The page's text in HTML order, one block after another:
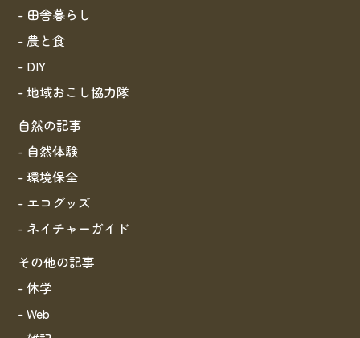
- 田舎暮らし
- 農と食
- DIY
- 地域おこし協力隊
自然の記事
- 自然体験
- 環境保全
- エコグッズ
- ネイチャーガイド
その他の記事
- 休学
- Web